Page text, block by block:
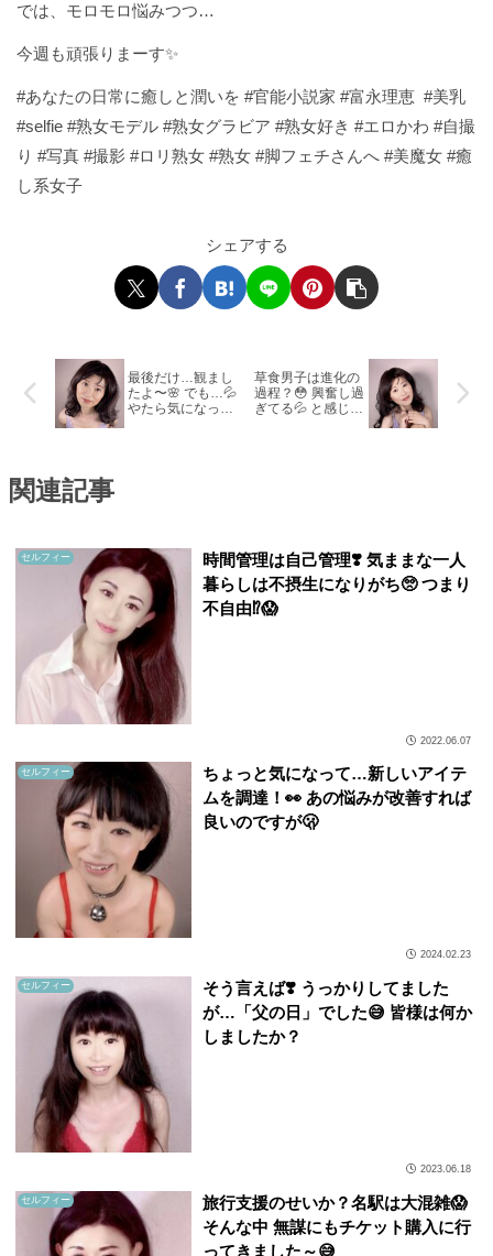
では、モロモロ悩みつつ…
今週も頑張りまーす✨
#あなたの日常に癒しと潤いを #官能小説家 #富永理恵 #美乳
#selfie #熟女モデル #熟女グラビア #熟女好き #エロかわ #自撮
り #写真 #撮影 #ロリ熟女 #熟女 #脚フェチさんへ #美魔女 #癒
し系女子
シェアする
最後だけ…観まし
たよ〜🌸 でも…💦
やたら気になっち
草食男子は進化の
過程？😳 興奮し過
ぎてる💦 と感じた
関連記事
セルフィー
時間管理は自己管理❣️ 気ままな一人
暮らしは不摂生になりがち🥺 つまり
不自由⁉︎😱
2022.06.07
セルフィー
ちょっと気になって…新しいアイテ
ムを調達！👀 あの悩みが改善すれば
良いのですが🫢
2024.02.23
セルフィー
そう言えば❣️ うっかりしてました
が…「父の日」でした😅 皆様は何か
しましたか？
2023.06.18
セルフィー
旅行支援のせいか？名駅は大混雑😱
そんな中 無謀にもチケット購入に行
ってきました～😅